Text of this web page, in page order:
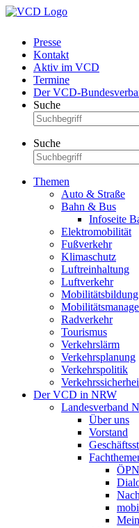
Presse
Kontakt
Aktiv im VCD
Termine
Der VCD-
Suche
Suche
Themen
Auto & Straße
Bahn & Bus
Infoseite
Elektromobilität
Fußverkehr
Klimaschutz
Luftreinhaltung
Luftverkehr
Mobilitätsbildung
Radverkehr
Tourismus
Verkehrslärm
Verkehrsplanung
Verkehrspolitik
Der VCD in NRW
Landesverband
Über uns
Vorstand